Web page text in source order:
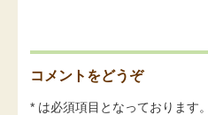
コメントをどうぞ
* は必須項目となっております。